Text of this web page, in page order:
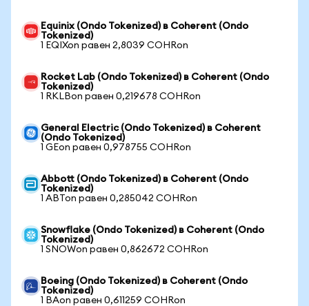
Equinix (Ondo Tokenized) в Coherent (Ondo
Tokenized)
1 EQIXon равен 2,8039 COHRon
Rocket Lab (Ondo Tokenized) в Coherent (Ondo
Tokenized)
1 RKLBon равен 0,219678 COHRon
General Electric (Ondo Tokenized) в Coherent
(Ondo Tokenized)
1 GEon равен 0,978755 COHRon
Abbott (Ondo Tokenized) в Coherent (Ondo
Tokenized)
1 ABTon равен 0,285042 COHRon
Snowflake (Ondo Tokenized) в Coherent (Ondo
Tokenized)
1 SNOWon равен 0,862672 COHRon
Boeing (Ondo Tokenized) в Coherent (Ondo
Tokenized)
1 BAon равен 0,611259 COHRon